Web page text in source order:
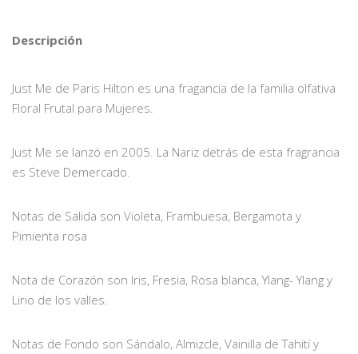
Descripción
Just Me de Paris Hilton es una fragancia de la familia olfativa
Floral Frutal para Mujeres.
Just Me se lanzó en 2005. La Nariz detrás de esta fragrancia
es Steve Demercado.
Notas de Salida son Violeta, Frambuesa, Bergamota y
Pimienta rosa
Nota de Corazón son Iris, Fresia, Rosa blanca, Ylang- Ylang y
Lirio de los valles.
Notas de Fondo son Sándalo, Almizcle, Vainilla de Tahití y